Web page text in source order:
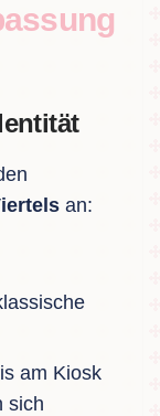
an:
am Kiosk
sich